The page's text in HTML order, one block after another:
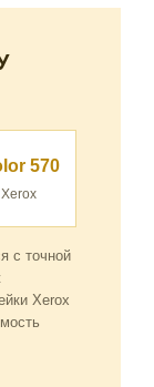
570
Xerox
с точной
Xerox